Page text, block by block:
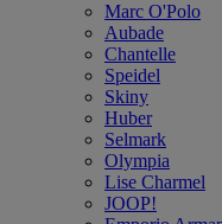
Marc O'Polo
Aubade
Chantelle
Speidel
Skiny
Huber
Selmark
Olympia
Lise Charmel
JOOP!